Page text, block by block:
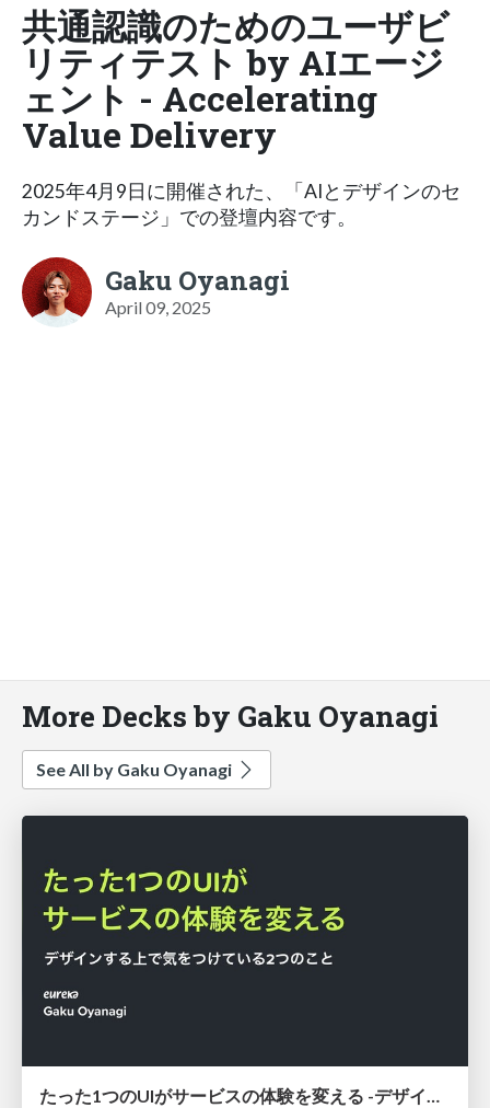
共通認識のためのユーザビ
リティテスト by AIエージ
ェント - Accelerating
Value Delivery
2025年4月9日に開催された、「AIとデザインのセ
カンドステージ」での登壇内容です。
Gaku Oyanagi
April 09, 2025
More Decks by Gaku Oyanagi
See All by Gaku Oyanagi
たった1つのUIがサービスの体験を変える -デザインする上で気をつけている2つのこと-